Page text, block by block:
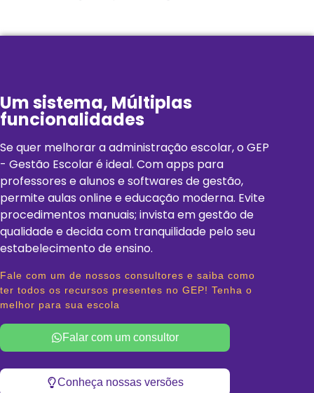
Um sistema, Múltiplas
funcionalidades
Se quer melhorar a administração escolar, o GEP
- Gestão Escolar é ideal. Com apps para
professores e alunos e softwares de gestão,
permite aulas online e educação moderna. Evite
procedimentos manuais; invista em gestão de
qualidade e decida com tranquilidade pelo seu
estabelecimento de ensino.
Fale com um de nossos consultores e saiba como
ter todos os recursos presentes no GEP! Tenha o
melhor para sua escola
Falar com um consultor
Conheça nossas versões